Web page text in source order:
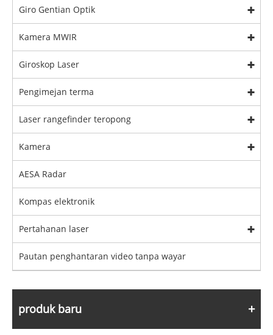
Giro Gentian Optik
Kamera MWIR
Giroskop Laser
Pengimejan terma
Laser rangefinder teropong
Kamera
AESA Radar
Kompas elektronik
Pertahanan laser
Pautan penghantaran video tanpa wayar
produk baru